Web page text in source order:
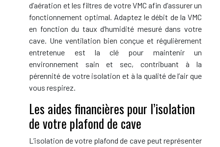
d’aération et les filtres de votre VMC afin d’assurer un
fonctionnement optimal. Adaptez le débit de la VMC
en fonction du taux d’humidité mesuré dans votre
cave. Une ventilation bien conçue et régulièrement
entretenue est la clé pour maintenir un
environnement sain et sec, contribuant à la
pérennité de votre isolation et à la qualité de l’air que
vous respirez.
Les aides financières pour l’isolation
de votre plafond de cave
L’isolation de votre plafond de cave peut représenter